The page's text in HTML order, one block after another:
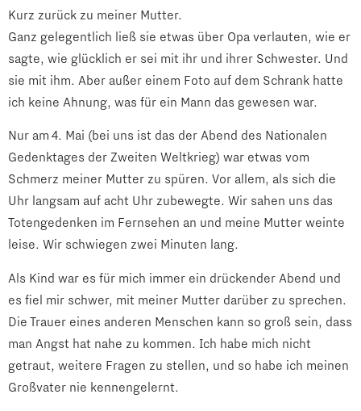
Kurz zurück zu meiner Mutter.
Ganz gelegentlich ließ sie etwas über Opa verlauten, wie er
sagte, wie glücklich er sei mit ihr und ihrer Schwester. Und
sie mit ihm. Aber außer einem Foto auf dem Schrank hatte
ich keine Ahnung, was für ein Mann das gewesen war.
Nur am 4. Mai (bei uns ist das der Abend des Nationalen
Gedenktages der Zweiten Weltkrieg) war etwas vom
Schmerz meiner Mutter zu spüren. Vor allem, als sich die
Uhr langsam auf acht Uhr zubewegte. Wir sahen uns das
Totengedenken im Fernsehen an und meine Mutter weinte
leise. Wir schwiegen zwei Minuten lang.
Als Kind war es für mich immer ein drückender Abend und
es fiel mir schwer, mit meiner Mutter darüber zu sprechen.
Die Trauer eines anderen Menschen kann so groß sein, dass
man Angst hat nahe zu kommen. Ich habe mich nicht
getraut, weitere Fragen zu stellen, und so habe ich meinen
Großvater nie kennengelernt.